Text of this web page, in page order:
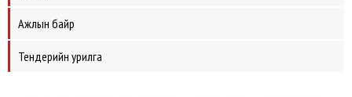
Ажлын байр
Тендерийн урилга